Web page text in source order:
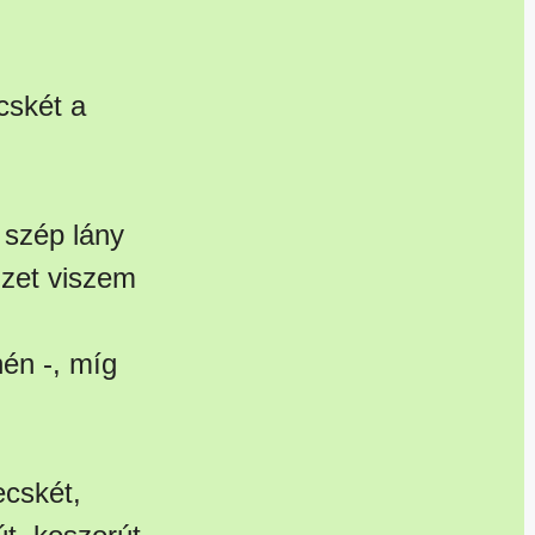
a
lány
viszem
-, míg